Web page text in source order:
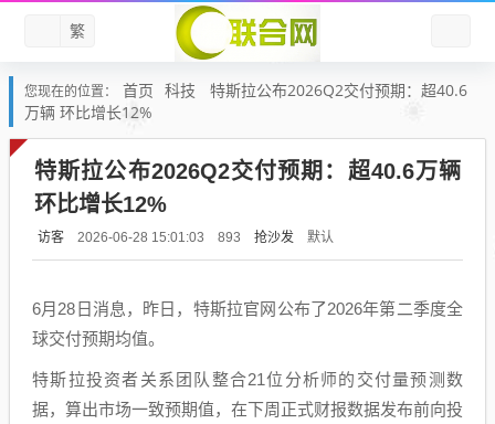
繁
您现在的位置： 首页 科技
特斯拉公布2026Q2交付预期：超40.6
万辆 环比增长12%
特斯拉公布2026Q2交付预期：超40.6万辆
环比增长12%
访客 2026-06-28 15:01:03 893 抢沙发 默认
6月28日消息，昨日，特斯拉官网公布了2026年第二季度全
球交付预期均值。
特斯拉投资者关系团队整合21位分析师的交付量预测数
据，算出市场一致预期值，在下周正式财报数据发布前向投